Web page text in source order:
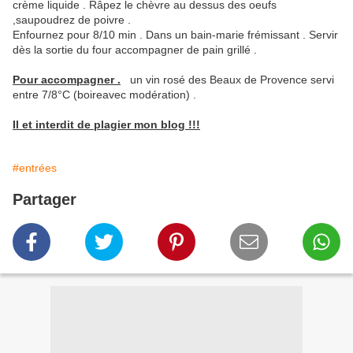
crème liquide . Râpez le chèvre au dessus des oeufs
,saupoudrez de poivre .
Enfournez pour 8/10 min . Dans un bain-marie frémissant . Servir
dès la sortie du four accompagner de pain grillé .
Pour accompagner . un vin rosé des Beaux de Provence servi
entre 7/8°C (boireavec modération) .
Il et interdit de plagier mon blog !!!
#entrées
Partager